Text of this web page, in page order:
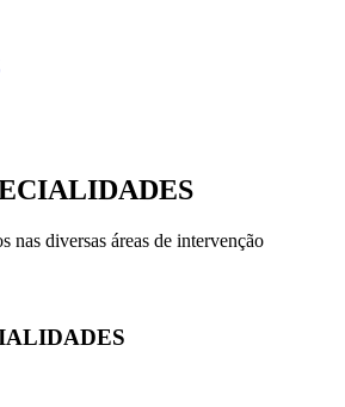
nas diversas áreas de intervenção